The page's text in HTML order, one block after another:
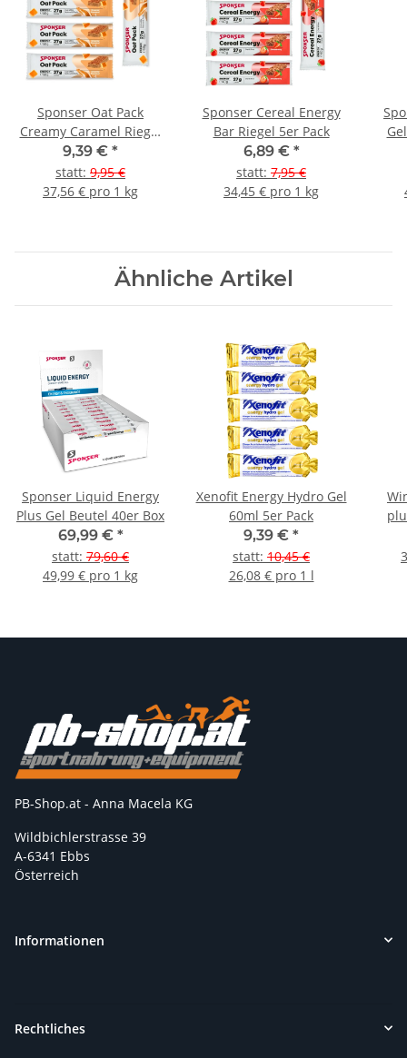
Sponser Oat Pack
Creamy Caramel Riegel
5er Pack
9,39 € *
statt: 9,95 €
37,56 € pro 1 kg
Sponser Cereal Energy
Bar Riegel 5er Pack
6,89 € *
statt: 7,95 €
34,45 € pro 1 kg
Ähnliche Artikel
Sponser Liquid Energy
Plus Gel Beutel 40er Box
69,99 € *
statt: 79,60 €
49,99 € pro 1 kg
Xenofit Energy Hydro Gel
60ml 5er Pack
9,39 € *
statt: 10,45 €
26,08 € pro 1 l
PB-Shop.at - Anna Macela KG
Wildbichlerstrasse 39
A-6341 Ebbs
Österreich
Informationen
Rechtliches